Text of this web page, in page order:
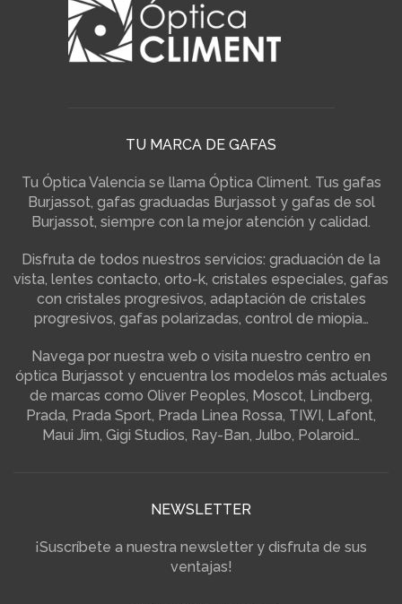
TU MARCA DE GAFAS
Tu Óptica Valencia se llama Óptica Climent. Tus gafas
Burjassot, gafas graduadas Burjassot y gafas de sol
Burjassot, siempre con la mejor atención y calidad.
Disfruta de todos nuestros servicios: graduación de la
vista, lentes contacto, orto-k, cristales especiales, gafas
con cristales progresivos, adaptación de cristales
progresivos, gafas polarizadas, control de miopia…
Navega por nuestra web o visita nuestro centro en
óptica Burjassot y encuentra los modelos más actuales
de marcas como Oliver Peoples, Moscot, Lindberg,
Prada, Prada Sport, Prada Linea Rossa, TIWI, Lafont,
Maui Jim, Gigi Studios, Ray-Ban, Julbo, Polaroid…
NEWSLETTER
¡Suscríbete a nuestra newsletter y disfruta de sus
ventajas!